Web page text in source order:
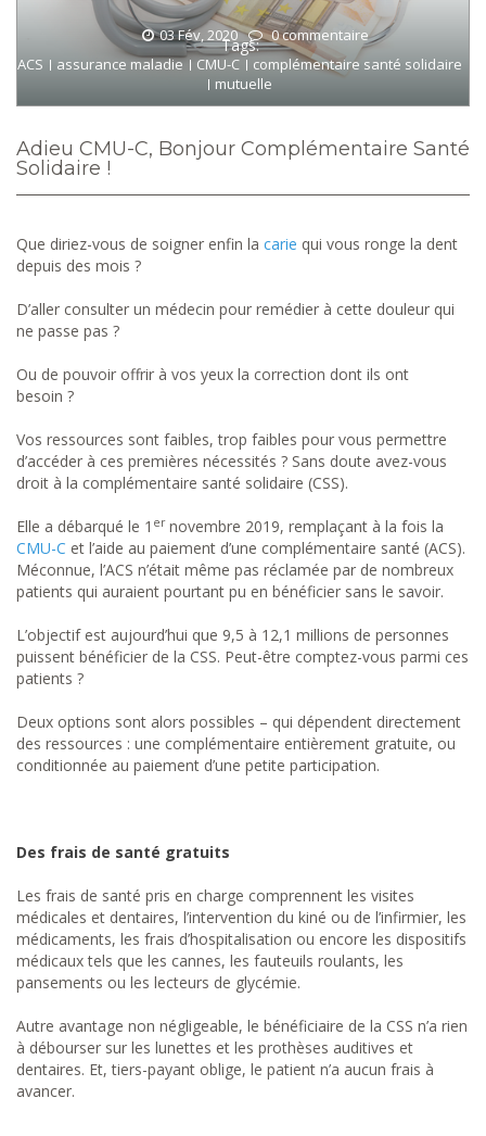
03 Fév, 2020 0 commentaire
Tags:
ACS assurance maladie CMU-C
complémentaire santé solidaire
mutuelle
Adieu CMU-C, Bonjour Complémentaire Santé
Solidaire !
Que diriez-vous de soigner enfin la carie qui vous ronge la dent
depuis des mois ?
D’aller consulter un médecin pour remédier à cette douleur qui
ne passe pas ?
Ou de pouvoir offrir à vos yeux la correction dont ils ont
besoin ?
Vos ressources sont faibles, trop faibles pour vous permettre
d’accéder à ces premières nécessités ? Sans doute avez-vous
droit à la complémentaire santé solidaire (CSS).
Elle a débarqué le 1 ernovembre 2019, remplaçant à la fois la
CMU-C et l’aide au paiement d’une complémentaire santé (ACS).
Méconnue, l’ACS n’était même pas réclamée par de nombreux
patients qui auraient pourtant pu en bénéficier sans le savoir.
L’objectif est aujourd’hui que 9,5 à 12,1 millions de personnes
puissent bénéficier de la CSS. Peut-être comptez-vous parmi ces
patients ?
Deux options sont alors possibles – qui dépendent directement
des ressources : une complémentaire entièrement gratuite, ou
conditionnée au paiement d’une petite participation.
Des frais de santé gratuits
Les frais de santé pris en charge comprennent les visites
médicales et dentaires, l’intervention du kiné ou de l’infirmier, les
médicaments, les frais d’hospitalisation ou encore les dispositifs
médicaux tels que les cannes, les fauteuils roulants, les
pansements ou les lecteurs de glycémie.
Autre avantage non négligeable, le bénéficiaire de la CSS n’a rien
à débourser sur les lunettes et les prothèses auditives et
dentaires. Et, tiers-payant oblige, le patient n’a aucun frais à
avancer.